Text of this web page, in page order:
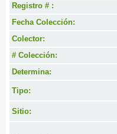
Registro # :
Fecha Colección:
Colector:
# Colección:
Determina:
Tipo:
Sitio: